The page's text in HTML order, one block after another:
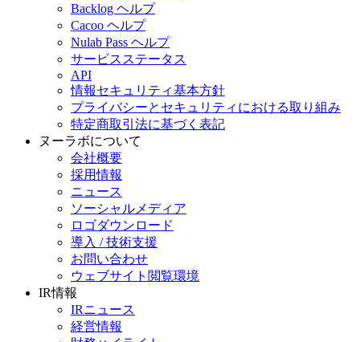
Backlog ヘルプ
Cacoo ヘルプ
Nulab Pass ヘルプ
サービスステータス
API
情報セキュリティ基本方針
プライバシーとセキュリティにおける取り組み
特定商取引法に基づく表記
ヌーラボについて
会社概要
採用情報
ニュース
ソーシャルメディア
ロゴダウンロード
導入 / 技術支援
お問い合わせ
ウェブサイト閲覧環境
IR情報
IRニュース
経営情報